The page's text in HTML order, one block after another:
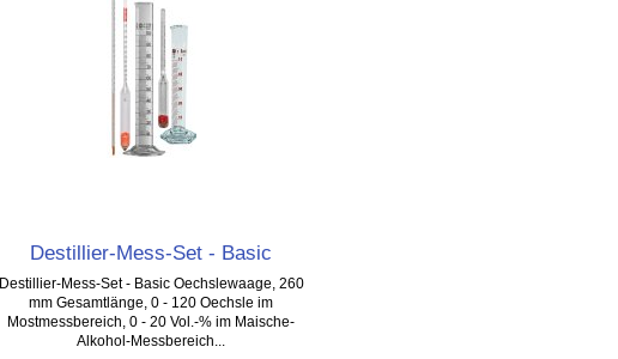
Destillier-Mess-Set - Basic
Destillier-Mess-Set - Basic Oechslewaage, 260
mm Gesamtlänge, 0 - 120 Oechsle im
Mostmessbereich, 0 - 20 Vol.-% im Maische-
Alkohol-Messbereich...